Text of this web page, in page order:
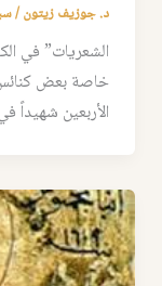
د. جوزيف زيتون/
الشعريات” في
خاصة بعض كنائس
الأربعين شهيداً